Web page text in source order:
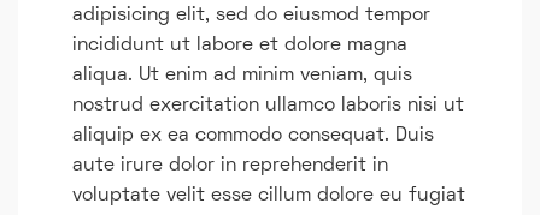
adipisicing elit, sed do eiusmod tempor
incididunt ut labore et dolore magna
aliqua. Ut enim ad minim veniam, quis
nostrud exercitation ullamco laboris nisi ut
aliquip ex ea commodo consequat. Duis
aute irure dolor in reprehenderit in
voluptate velit esse cillum dolore eu fugiat